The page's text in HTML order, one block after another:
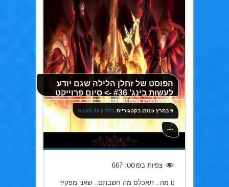
הפוסט של זחלן הלילה שגם יודע
לעשות בינג' #36 -> סיום פרוייקט
פייט/זירו (כפיים!!)
9 במרץ 2015 בקטגוריית כללי | 69 תגובה
----
צפיות בפוסט: 667
נו מה.. תאכלס מה חשבתם.. שאני מפקיר